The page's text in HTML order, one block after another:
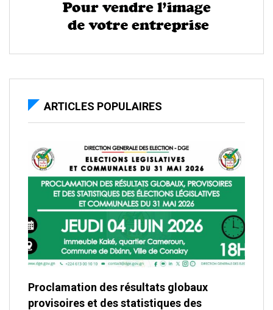
ARTICLES POPULAIRES
Proclamation des résultats globaux
provisoires et des statistiques des